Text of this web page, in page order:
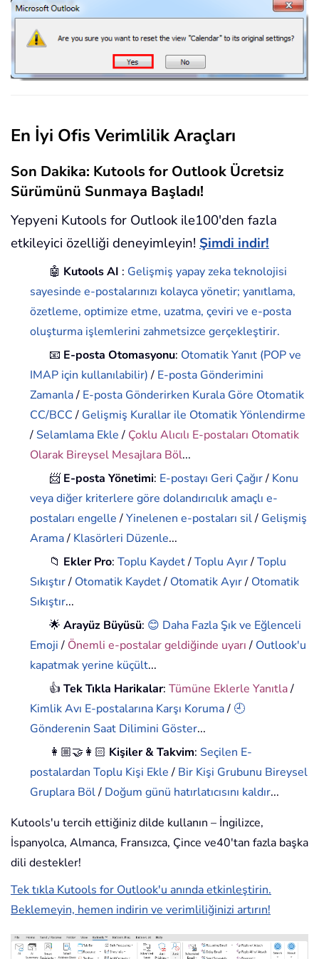
En İyi Ofis Verimlilik Araçları
Son Dakika: Kutools for Outlook Ücretsiz
Sürümünü Sunmaya Başladı!
Yepyeni Kutools for Outlook ile100'den fazla
etkileyici özelliği deneyimleyin! Şimdi indir!
🤖 Kutools AI : Gelişmiş yapay zeka teknolojisi
sayesinde e-postalarınızı kolayca yönetir; yanıtlama,
özetleme, optimize etme, uzatma, çeviri ve e-posta
oluşturma işlemlerini zahmetsizce gerçekleştirir.
📧 E-posta Otomasyonu: Otomatik Yanıt (POP ve
IMAP için kullanılabilir)/ E-posta Gönderimini
Zamanla/ E-posta Gönderirken Kurala Göre Otomatik
CC/BCC/ Gelişmiş Kurallar ile Otomatik Yönlendirme
/ Selamlama Ekle/ Çoklu Alıcılı E-postaları Otomatik
Olarak Bireysel Mesajlara Böl...
📨 E-posta Yönetimi: E-postayı Geri Çağır/ Konu
veya diğer kriterlere göre dolandırıcılık amaçlı e-
postaları engelle/Yinelenen e-postaları sil/ Gelişmiş
Arama/ Klasörleri Düzenle...
📁 Ekler Pro:Toplu Kaydet/Toplu Ayır/Toplu
Sıkıştır/ Otomatik Kaydet/ Otomatik Ayır/ Otomatik
Sıkıştır...
🌟Arayüz Büyüsü: 😊 Daha Fazla Şık ve Eğlenceli
Emoji/ Önemli e-postalar geldiğinde uyarı/ Outlook'u
kapatmak yerine küçült...
👍Tek Tıkla Harikalar:Tümüne Eklerle Yanıtla/
Kimlik Avı E-postalarına Karşı Koruma/ 🕘
Gönderenin Saat Dilimini Göster...
👩🏼‍🤝‍👩🏻 Kişiler & Takvim: Seçilen E-
postalardan Toplu Kişi Ekle/ Bir Kişi Grubunu Bireysel
Gruplara Böl/ Doğum günü hatırlatıcısını kaldır...
Kutools'u tercih ettiğiniz dilde kullanın – İngilizce,
İspanyolca, Almanca, Fransızca, Çince ve40'tan fazla başka
dili destekler!
Tek tıkla Kutools for Outlook'u anında etkinleştirin.
Beklemeyin, hemen indirin ve verimliliğinizi artırın!